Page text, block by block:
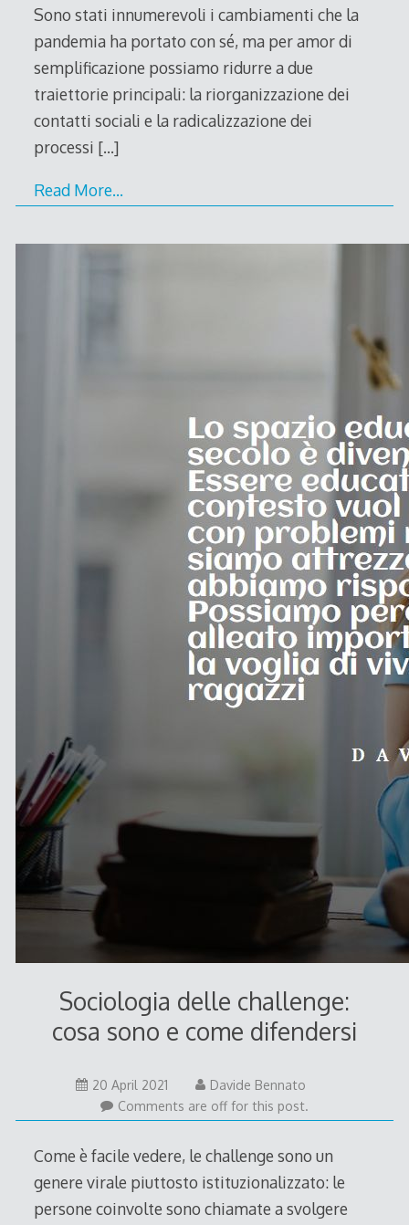
Sono stati innumerevoli i cambiamenti che la
pandemia ha portato con sé, ma per amor di
semplificazione possiamo ridurre a due
traiettorie principali: la riorganizzazione dei
contatti sociali e la radicalizzazione dei
processi […]
Read More…
Sociologia delle challenge:
cosa sono e come difendersi
20 April 2021
Davide Bennato
Comments are off for this post.
Come è facile vedere, le challenge sono un
genere virale piuttosto istituzionalizzato: le
persone coinvolte sono chiamate a svolgere